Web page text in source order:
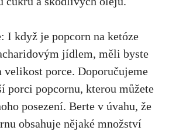
I když je popcorn na ketóze
⁣jídlem, měli‌ byste
⁤velikost porce. Doporučujeme
porci popcornu, kterou můžete
posezení. Berte v úvahu,‍ že
obsahuje nějaké množství